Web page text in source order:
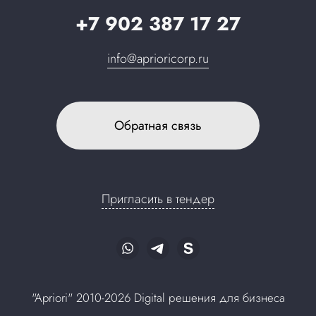
+7 902 387 17 27
info@aprioricorp.ru
Обратная связь
Пригласить в тендер
"Apriori" 2010-2026 Digital решения для бизнеса